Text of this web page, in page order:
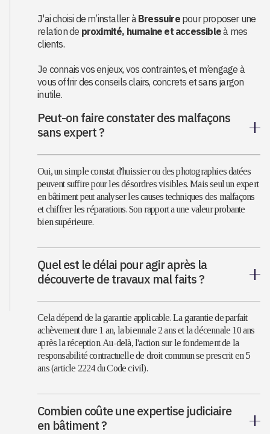
J'ai choisi de m’installer àBressuirepour proposer une
relation de proximité, humaine et accessibleà mes
clients.
Je connais vos enjeux, vos contraintes, et m’engage à
vous offrir des conseils clairs, concrets et sans jargon
inutile.
Peut-on faire constater des malfaçons
sans expert ?
Oui, un simple constat d'huissier ou des photographies datées
peuvent suffire pour les désordres visibles. Mais seul un expert
en bâtiment peut analyser les causes techniques des malfaçons
et chiffrer les réparations. Son rapport a une valeur probante
bien supérieure.
Quel est le délai pour agir après la
découverte de travaux mal faits ?
Cela dépend de la garantie applicable. La garantie de parfait
achèvement dure 1 an, la biennale 2 ans et la décennale 10 ans
après la réception. Au-delà, l'action sur le fondement de la
responsabilité contractuelle de droit commun se prescrit en 5
ans (article 2224 du Code civil).
Combien coûte une expertise judiciaire
en bâtiment ?